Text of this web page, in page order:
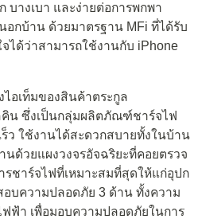
บางเบา และง่ายต่อการพกพา
กบ้าน ด้วยมาตรฐาน MFi ที่ได้รับ
ได้ว่าสามารถใช้งานกับ iPhone
ไอเท็มของสินค้าตระกูล
คิน ซึ่งเป็นกลุ่มผลิตภัณฑ์ชาร์จไฟ
ว ใช้งานได้สะดวกสบายทั้งในบ้าน
ด้วยแผงวงจรอัจฉริยะที่คอยตรวจ
ชาร์จไฟที่เหมาะสมที่สุดให้แก่อุปก
บความปลอดภัย 3 ด้าน ทั้งความ
ฟ้า เพื่อมอบความปลอดภัยในการ